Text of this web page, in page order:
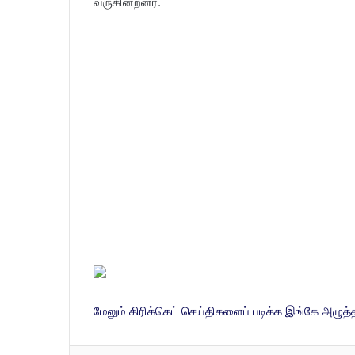
மேலும் கிரிக்கெட் செய்திகளைப் படிக்க இங்கே